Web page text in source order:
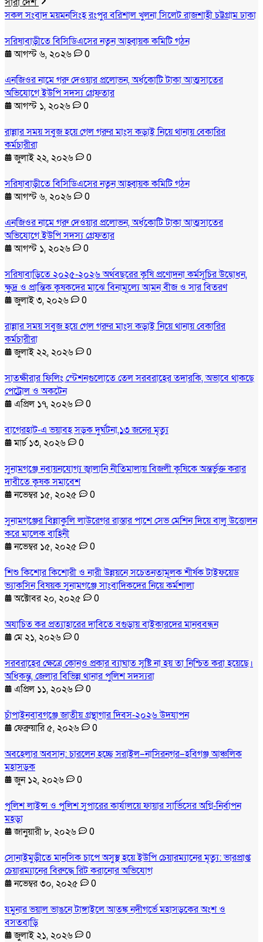
সকল সংবাদময়মনসিংহরংপুরবরিশালখুলনাসিলেটরাজশাহীচট্টগ্রামঢাকা
সরিষাবাড়ীতে বিসিডিএসের নতুন আহ্বায়ক কমিটি গঠন
আগস্ট ৬, ২০২৬
0
এনজিওর নামে গরু দেওয়ার প্রলোভন, অর্ধকোটি টাকা আত্মসাতের
অভিযোগে ইউপি সদস্য গ্রেফতার
আগস্ট ১, ২০২৬
0
রান্নার সময় সবুজ হয়ে গেল গরুর মাংস কড়াই নিয়ে থানায় বেকারির
কর্মচারীরা
জুলাই ২২, ২০২৬
0
সরিষাবাড়ীতে বিসিডিএসের নতুন আহ্বায়ক কমিটি গঠন
আগস্ট ৬, ২০২৬
0
এনজিওর নামে গরু দেওয়ার প্রলোভন, অর্ধকোটি টাকা আত্মসাতের
অভিযোগে ইউপি সদস্য গ্রেফতার
আগস্ট ১, ২০২৬
0
সরিষাবাড়িতে ২০২৫-২০২৬ অর্থবছরের কৃষি প্রণোদনা কর্মসূচির উদ্বোধন,
ক্ষুদ্র ও প্রান্তিক কৃষকদের মাঝে বিনামূল্যে আমন বীজ ও সার বিতরণ
জুলাই ৩, ২০২৬
0
রান্নার সময় সবুজ হয়ে গেল গরুর মাংস কড়াই নিয়ে থানায় বেকারির
কর্মচারীরা
জুলাই ২২, ২০২৬
0
সাতক্ষীরার ফিলিং স্টেশনগুলোতে তেল সরবরাহের তদারকি, অভাবে থাকছে
পেট্রোল ও অকটেন
এপ্রিল ১৭, ২০২৬
0
বাগেরহাট-এ ভয়াবহ সড়ক দুর্ঘটনা,১৩ জনের মৃত্যু
মার্চ ১৩, ২০২৬
0
সুনামগঞ্জে নবায়নযোগ্য জ্বালানি নীতিমালায় বিজলী কৃষিকে অন্তর্ভুক্ত করার
দাবীতে কৃষক সমাবেশ
নভেম্বর ১৫, ২০২৫
0
সুনামগঞ্জের বিন্নাকুলি লাউরেগর রাস্তার পাশে সেভ মেশিন দিয়ে বালু উত্তোলন
করে মালেক বাহিনী
নভেম্বর ১৫, ২০২৫
0
শিশু কিশোর কিশোরী ও নারী উন্নয়নে সচেতনতামূলক শীর্ষক টাইফয়েড
ভ্যাকসিন বিষয়ক সুনামগঞ্জে সাংবাদিকদের নিয়ে কর্মশালা
অক্টোবর ২০, ২০২৫
0
অযাচিত কর প্রত্যাহারের দাবিতে বগুড়ায় বাইকারদের মানববন্ধন
মে ২১, ২০২৬
0
সরবরাহের ক্ষেত্রে কোনও প্রকার ব্যাঘাত সৃষ্টি না হয় তা নিশ্চিত করা হয়েছে।
অধিকন্তু, জেলার বিভিন্ন থানার পুলিশ সদস্যরা
এপ্রিল ১১, ২০২৬
0
চাঁপাইনবাবগঞ্জে জাতীয় গ্রন্থাগার দিবস-২০২৬ উদযাপন
ফেব্রুয়ারি ৫, ২০২৬
0
অবহেলার অবসান: চারলেন হচ্ছে সরাইল–নাসিরনগর–হবিগঞ্জ আঞ্চলিক
মহাসড়ক
জুন ১২, ২০২৬
0
পুলিশ লাইন্স ও পুলিশ সুপারের কার্যালয়ে ফায়ার সার্ভিসের অগ্নি-নির্বাপন
মহড়া
জানুয়ারী ৮, ২০২৬
0
সোনাইমুড়ীতে মানসিক চাপে অসুস্থ হয়ে ইউপি চেয়ারম্যানের মৃত্যু: ভারপ্রাপ্ত
চেয়ারম্যানের বিরুদ্ধে রিট করানোর অভিযোগ
নভেম্বর ৩০, ২০২৫
0
যমুনার ভয়াল ভাঙনে টাঙ্গাইলে আতঙ্ক নদীগর্ভে মহাসড়কের অংশ ও
বসতবাড়ি
জুলাই ২১, ২০২৬
0